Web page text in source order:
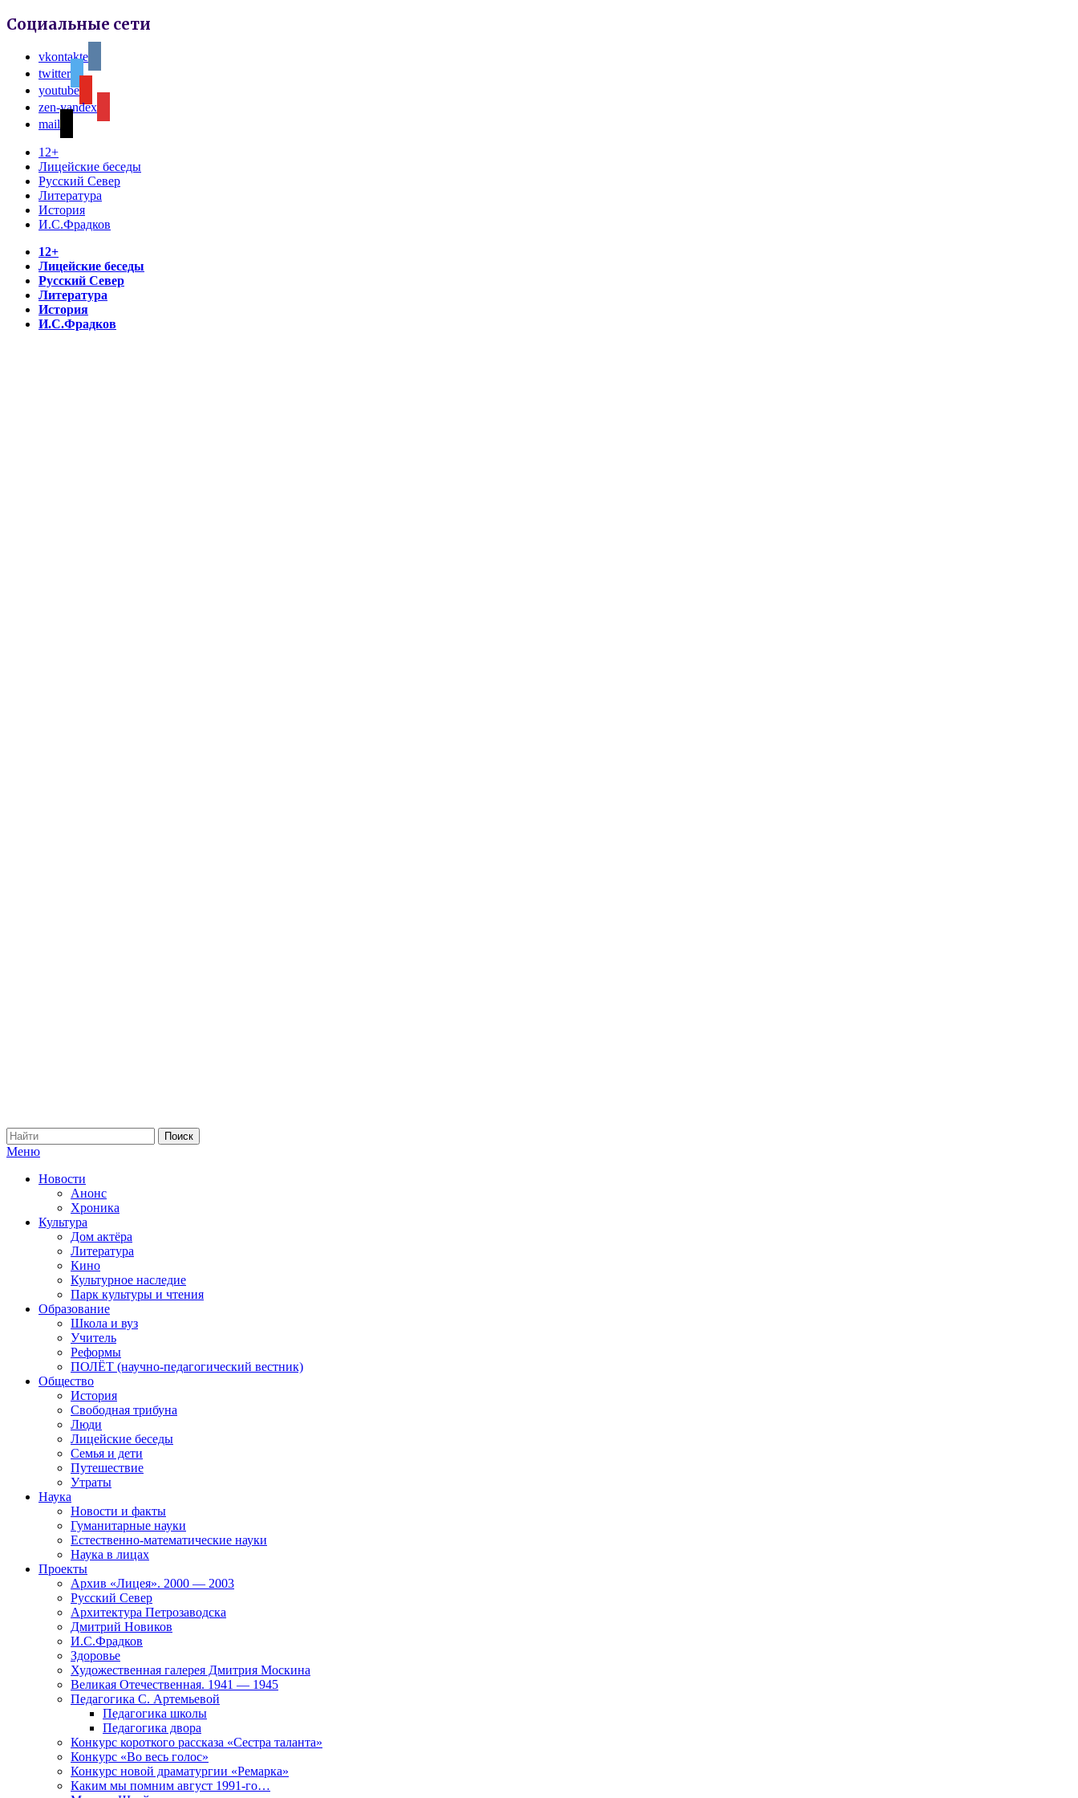
Социальные сети
vkontakte
twitter
youtube
zen-yandex
mail
12+
Лицейские беседы
Русский Север
Литература
История
И.С.Фрадков
12+
Лицейские беседы
Русский Север
Литература
История
И.С.Фрадков
Меню
Новости
Анонс
Хроника
Культура
Дом актёра
Литература
Кино
Культурное наследие
Парк культуры и чтения
Образование
Школа и вуз
Учитель
Реформы
ПОЛЁТ (научно-педагогический вестник)
Общество
История
Свободная трибуна
Люди
Лицейские беседы
Семья и дети
Путешествие
Утраты
Наука
Новости и факты
Гуманитарные науки
Естественно-математические науки
Наука в лицах
Проекты
Архив «Лицея». 2000 — 2003
Русский Север
Архитектура Петрозаводска
Дмитрий Новиков
И.С.Фрадков
Здоровье
Художественная галерея Дмитрия Москина
Великая Отечественная. 1941 — 1945
Педагогика С. Артемьевой
Педагогика школы
Педагогика двора
Конкурс короткого рассказа «Сестра таланта»
Конкурс «Во весь голос»
Конкурс новой драматургии «Ремарка»
Каким мы помним август 1991-го…